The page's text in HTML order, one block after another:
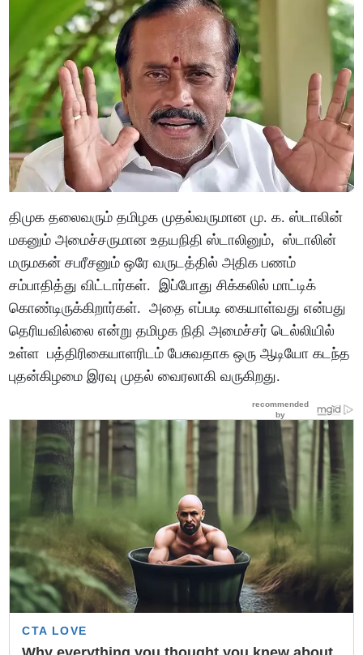
திமுக தலைவரும் தமிழக முதல்வருமான மு. க. ஸ்டாலின்
மகனும் அமைச்சருமான உதயநிதி ஸ்டாலினும், ஸ்டாலின்
மருமகன் சபரீசனும் ஒரே வருடத்தில் அதிக பணம்
சம்பாதித்து விட்டார்கள். இப்போது சிக்கலில் மாட்டிக்
கொண்டிருக்கிறார்கள். அதை எப்படி கையாள்வது என்பது
தெரியவில்லை என்று தமிழக நிதி அமைச்சர் டெல்லியில்
உள்ள பத்திரிகையாளரிடம் பேசுவதாக ஒரு ஆடியோ கடந்த
புதன்கிழமை இரவு முதல் வைரலாகி வருகிறது.